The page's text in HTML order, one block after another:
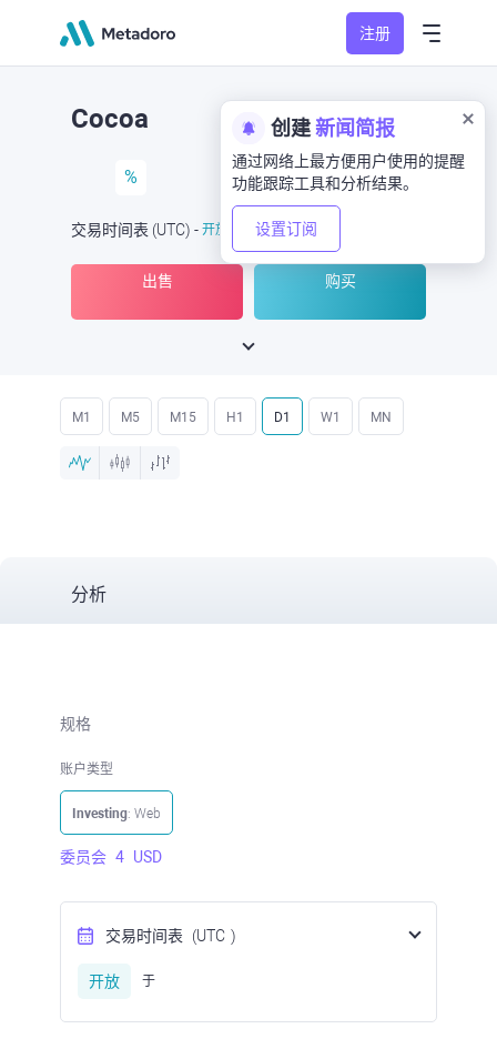
注册
创建新闻简报
通过网络上最方便用户使用的提醒
功能跟踪工具和分析结果。
设置订阅
Cocoa
%
交易时间表 (UTC) - 开放
出售 购买
M1 M5 M15 H1 D1 W1 MN
分析
规格
账户类型
Investing: Web
委员会 4 USD
交易时间表 (UTC )
开放 于